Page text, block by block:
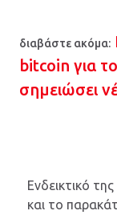
διαβάστε ακόμα:
bitcoin για
σημειώσει
Ενδεικτικό
και το